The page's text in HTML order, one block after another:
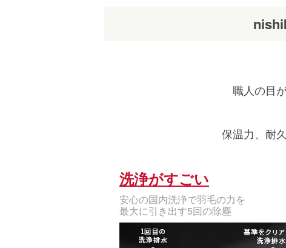
職人の目
保温力、耐
洗浄がすごい
安心の国内洗浄で羽毛の力を
最大に引き出す5回の除塵